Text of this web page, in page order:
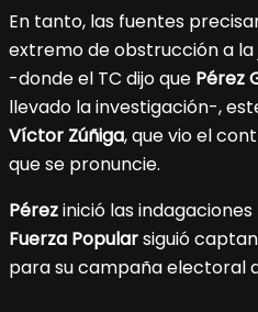
En tanto, las fuentes
extremo de obstrucción a la
-donde el TC dijo que Pérez
llevado la investigación-,
Víctor Zúñiga, que vio el
que se pronuncie.
Pérezinició las
Fuerza Popularsiguió
para su campaña electoral